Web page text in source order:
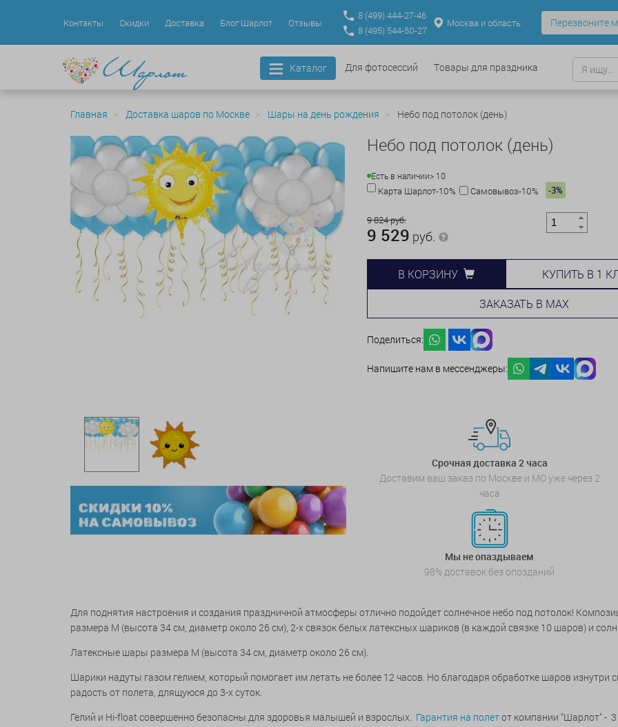
Контакты Скидки Доставка Блог Шарлот Отзывы
8 (499) 444-27-46
8 (495) 544-50-27
Москва и область Перезвоните
Каталог Для фотосессий Товары для праздника
Главная Доставка шаров по Москве Шары на день рождения Небо под потолок (день)
Небо под потолок (день)
Есть в наличии> 10
Карта Шарлот-10% Самовывоз-10% -3%
9 824 руб.
9 529 руб.
В КОРЗИНУ КУПИТЬ В 1
ЗАКАЗАТЬ В MAX
Поделиться:
Напишите нам в мессенджеры:
Срочная доставка 2 часа
Доставим ваш заказ по Москве и МО уже через 2
часа
Мы не опаздываем
98% доставок без опозданий
Для поднятия настроения и создания праздничной атмосферы отлично подойдет солнечное небо под потолок!
размера М (высота 34 см, диаметр около 26 см), 2-х связок белых латексных шариков (в каждой связке 10 шаров) и
Латексные шары размера M (высота 34 см, диаметр около 26 см).
Шарики надуты газом гелием, который помогает им летать не более 12 часов. Но благодаря обработке шаров
радость от полета, длящуюся до 3-х суток.
Гелий и Hi-float совершенно безопасны для здоровья малышей и взрослых. Гарантия на полетот компании "Шарлот" - 3